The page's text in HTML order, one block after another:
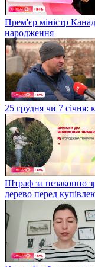
Прем'єр міністр
народження
25 грудня чи 7 січня:
Штраф за незаконно
дерево перед